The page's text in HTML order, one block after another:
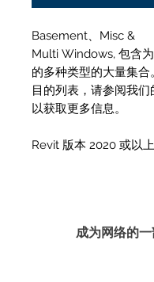
Basement、Misc &
Multi Windows, 包含
的多种类型的大量集合
目的列表，请参阅我
以获取更多信息。
Revit 版本 2020 或以上
成为网络的